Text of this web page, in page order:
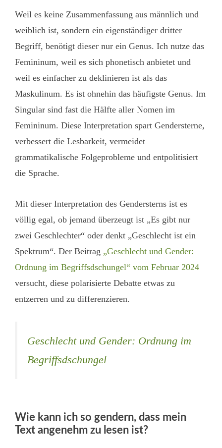
Weil es keine Zusammenfassung aus männlich und
weiblich ist, sondern ein eigenständiger dritter
Begriff, benötigt dieser nur ein Genus. Ich nutze das
Femininum, weil es sich phonetisch anbietet und
weil es einfacher zu deklinieren ist als das
Maskulinum. Es ist ohnehin das häufigste Genus. Im
Singular sind fast die Hälfte aller Nomen im
Femininum. Diese Interpretation spart Gendersterne,
verbessert die Lesbarkeit, vermeidet
grammatikalische Folgeprobleme und entpolitisiert
die Sprache.
Mit dieser Interpretation des Gendersterns ist es
völlig egal, ob jemand überzeugt ist „Es gibt nur
zwei Geschlechter“ oder denkt „Geschlecht ist ein
Spektrum“. Der Beitrag „Geschlecht und Gender:
Ordnung im Begriffsdschungel“ vom Februar 2024
versucht, diese polarisierte Debatte etwas zu
entzerren und zu differenzieren.
Geschlecht und Gender: Ordnung im
Begriffsdschungel
Wie kann ich so gendern, dass mein
Text angenehm zu lesen ist?